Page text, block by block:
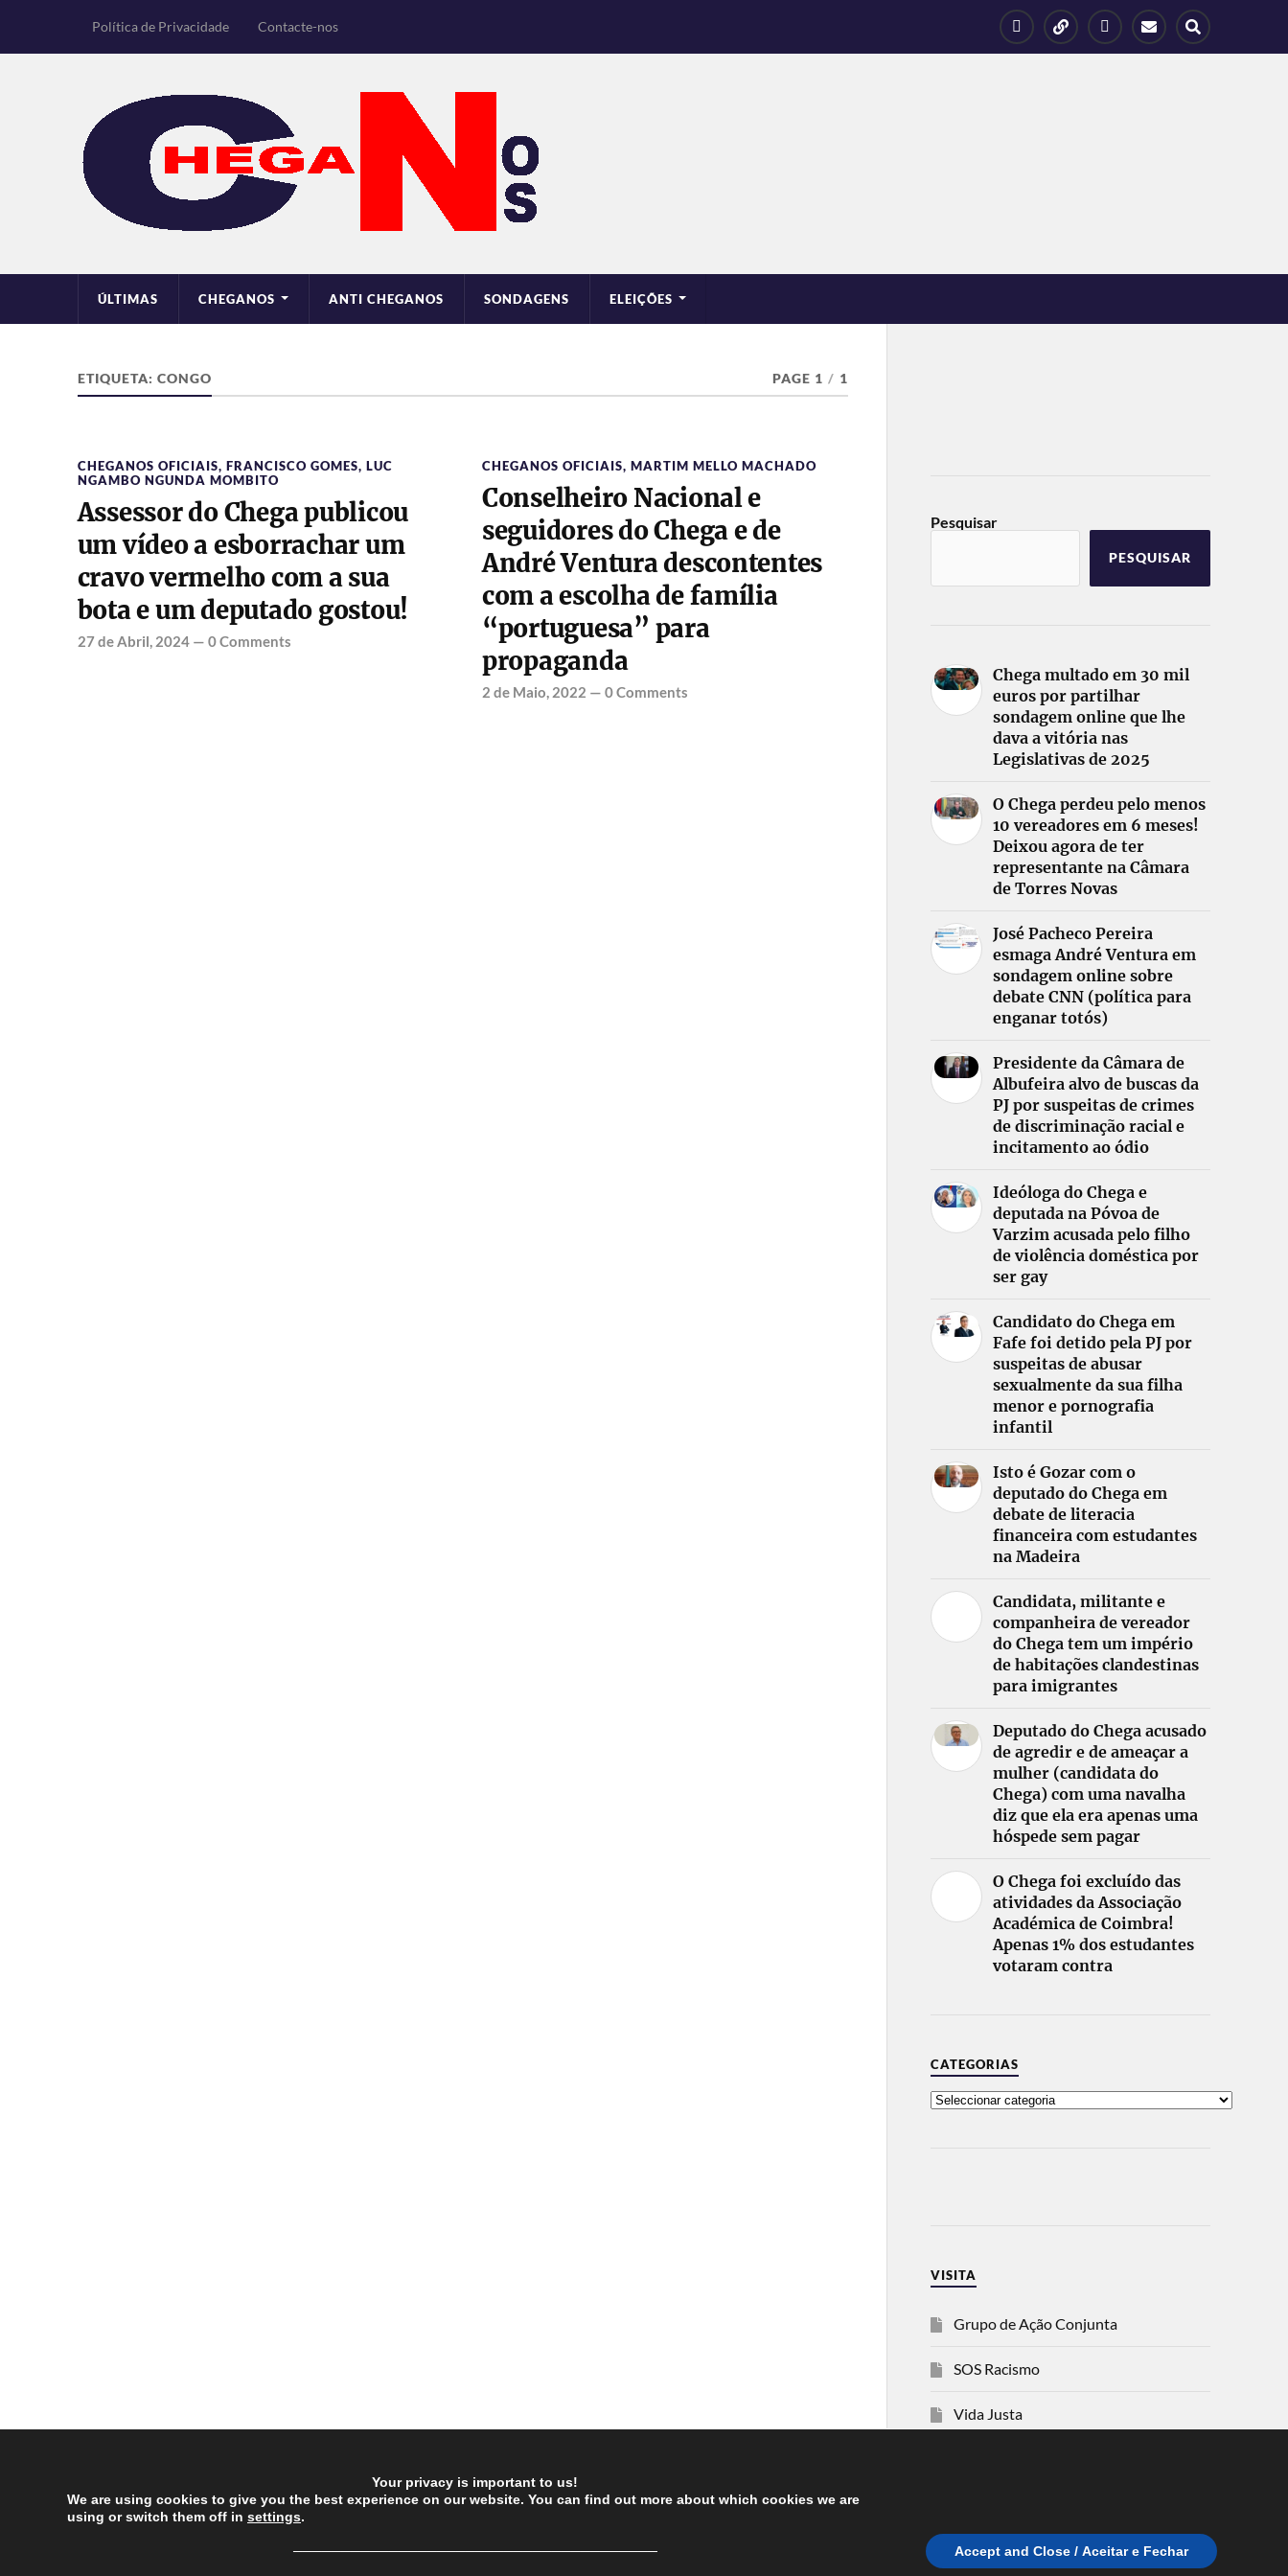
Política de Privacidade Contacte-nos
ÚLTIMAS CHEGANOS ANTI CHEGANOS SONDAGENS ELEIÇÕES
ETIQUETA: CONGO PAGE 1 / 1
CHEGANOS OFICIAIS, FRANCISCO GOMES, LUC
NGAMBO NGUNDA MOMBITO
Assessor do Chega publicou
um vídeo a esborrachar um
cravo vermelho com a sua
bota e um deputado gostou!
27 de Abril, 2024— 0 Comments
CHEGANOS OFICIAIS, MARTIM MELLO MACHADO
Conselheiro Nacional e
seguidores do Chega e de
André Ventura descontentes
com a escolha de família
“portuguesa” para
propaganda
2 de Maio, 2022 — 0 Comments
Pesquisar
PESQUISAR
Chega multado em 30 mil
euros por partilhar
sondagem online que lhe
dava a vitória nas
Legislativas de 2025
O Chega perdeu pelo menos
10 vereadores em 6 meses!
Deixou agora de ter
representante na Câmara
de Torres Novas
José Pacheco Pereira
esmaga André Ventura em
sondagem online sobre
debate CNN (política para
enganar totós)
Presidente da Câmara de
Albufeira alvo de buscas da
PJ por suspeitas de crimes
de discriminação racial e
incitamento ao ódio
Ideóloga do Chega e
deputada na Póvoa de
Varzim acusada pelo filho
de violência doméstica por
ser gay
Candidato do Chega em
Fafe foi detido pela PJ por
suspeitas de abusar
sexualmente da sua filha
menor e pornografia
infantil
Isto é Gozar com o
deputado do Chega em
debate de literacia
financeira com estudantes
na Madeira
Candidata, militante e
companheira de vereador
do Chega tem um império
de habitações clandestinas
para imigrantes
Deputado do Chega acusado
de agredir e de ameaçar a
mulher (candidata do
Chega) com uma navalha
diz que ela era apenas uma
hóspede sem pagar
O Chega foi excluído das
atividades da Associação
Académica de Coimbra!
Apenas 1% dos estudantes
votaram contra
CATEGORIAS
VISITA
Grupo de Ação Conjunta
SOS Racismo
Vida Justa
Your privacy is important to us!
We are using cookies to give you the best experience on our website. You can find out more about which cookies we are
using or switch them off in settings.
────────────────────────────────────── Accept and Close / Aceitar e Fechar